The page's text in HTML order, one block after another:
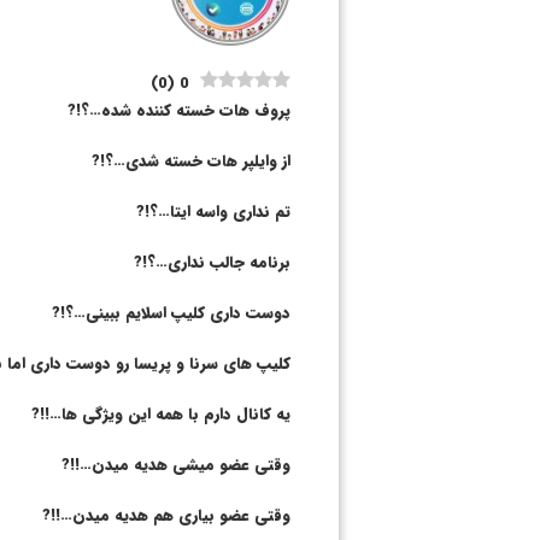
0
(
0
)
پروف هات خسته کننده شده…؟!?
از وایلپر هات خسته شدی…؟!?
تم نداری واسه ایتا…؟!?
برنامه جالب نداری…؟!?
دوست داری کلیپ اسلایم ببینی…؟!?
کلیپ های سرنا و پریسا رو دوست داری اما
یه کانال دارم با همه این ویژگی ها…!!?
وقتی عضو میشی هدیه میدن…!!?
وقتی عضو بیاری هم هدیه میدن…!!?